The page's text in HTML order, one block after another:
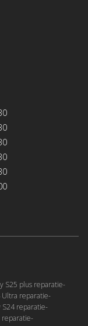
S25 plus reparatie
Ultra reparatie
S24 reparatie
reparatie